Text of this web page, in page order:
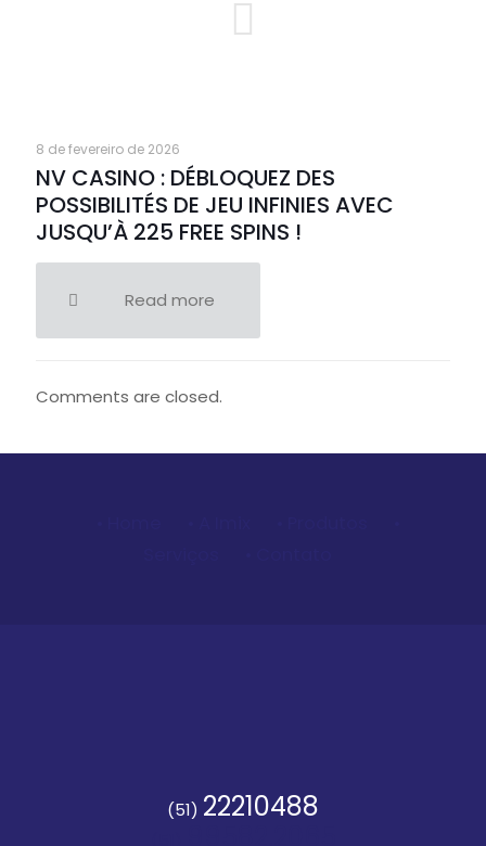
8 de fevereiro de 2026
NV CASINO : DÉBLOQUEZ DES
POSSIBILITÉS DE JEU INFINIES AVEC
JUSQU’À 225 FREE SPINS !
Read more
Comments are closed.
(51) 22210488